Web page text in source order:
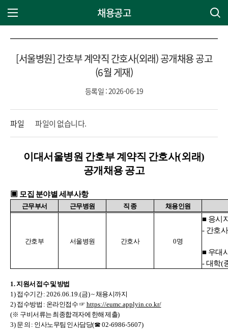
채용공고
[서울병원] 간호부 계약직 간호사(외래) 공개채용 공고
(6월 게재)
등록일 : 2026-06-19
파일 파일이 없습니다.
이대서울병원 간호부 계약직 간호사(외래)
공개채용 공고
▣ 모집 분야별 세부사항
근무부서 근무병원 직 종 채용인원
간호부 서울병원 간호사 0명
■ 응시
- 간호
■ 우대
-대학(
1.지원서 접수 및 방법
1) 접수기간: 2026.06.19.(금) ~채용시까지
2) 접수방법 : 온라인접수 ☞ https://eumc.applyin.co.kr/
(※ 구비서류는 최종합격자에 한해 제출)
3) 문 의 : 인사노무팀 인사담당(☎ 02-6986-5607)